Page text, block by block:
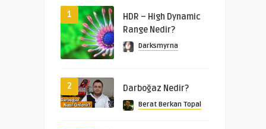
1
HDR – High Dynamic
Range Nedir?
Darksmyrna
2 Darboğaz Nedir?
Berat Berkan Topal